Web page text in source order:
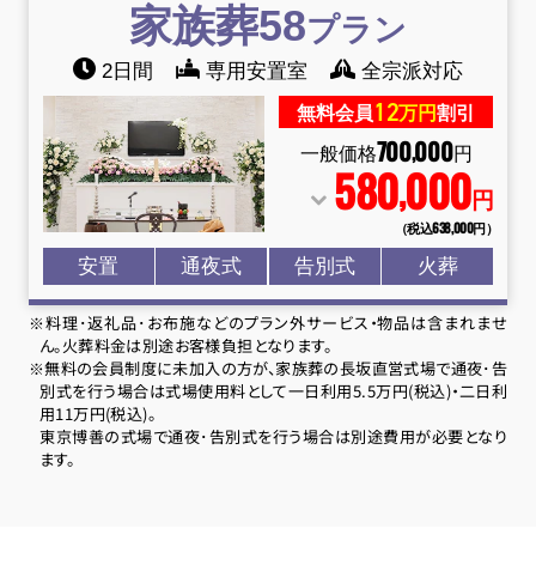
家族葬58プラン
2日間 専用安置室 全宗派対応
無料会員12万円割引
一般価格700,000円
580,000円
（税込638,000円）
安置 通夜式 告別式 火葬
※料理･返礼品･お布施などのプラン外サービス・物品は含まれませ
ん。火葬料金は別途お客様負担となります。
※無料の会員制度に未加入の方が、家族葬の長坂直営式場で通夜･告
別式を行う場合は式場使用料として一日利用5.5万円(税込)・二日利
用11万円(税込)。
東京博善の式場で通夜･告別式を行う場合は別途費用が必要となり
ます。